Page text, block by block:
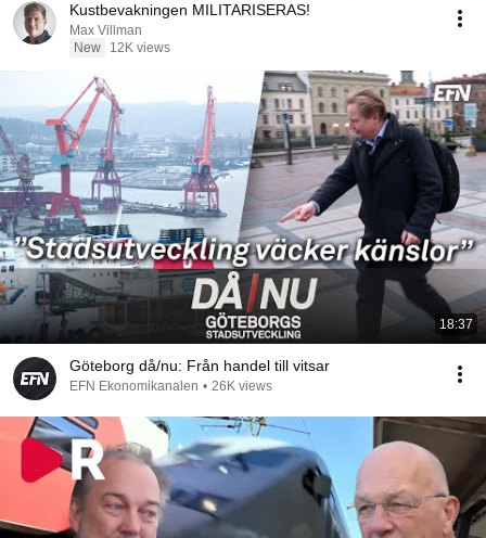
Kustbevakningen MILITARISERAS!
Max Villman
New
12K views
18:37
Göteborg då/nu: Från handel till vitsar
EFN Ekonomikanalen • 26K views